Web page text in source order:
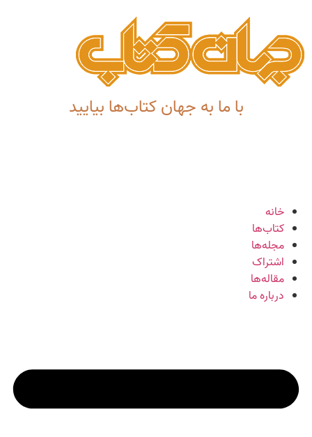
با ما به جهان کتاب‌ها بیایید
خانه
کتاب‌ها
مجله‌ها
اشتراک
مقاله‌ها
درباره ما